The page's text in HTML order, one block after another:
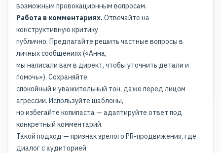
возможным провокационным вопросам.
Работа в комментариях.Отвечайте на
конструктивную критику
публично. Предлагайте решить частные вопросы в
личных сообщениях («Анна,
мы написали вам в директ, чтобы уточнить детали и
помочь»). Сохраняйте
спокойный и уважительный тон, даже перед лицом
агрессии. Используйте шаблоны,
но избегайте копипаста — адаптируйте ответ под
конкретный комментарий.
Такой подход — признак зрелого PR-продвижения, где
диалог с аудиторией